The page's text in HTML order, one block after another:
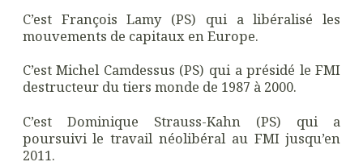
C’est François Lamy (PS) qui a libéralisé les
mouvements de capitaux en Europe.
C’est Michel Camdessus (PS) qui a présidé le FMI
destructeur du tiers monde de 1987 à 2000.
C’est Dominique Strauss-Kahn (PS) qui a
poursuivi le travail néolibéral au FMI jusqu’en
2011.